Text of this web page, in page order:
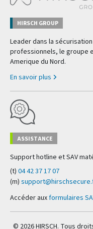
HIRSCH GROUP
Leader dans la
professionnels, le groupe
Amerique du Nord.
En savoir plus
ASSISTANCE
Support hotline et SAV
(t) 04 42 37 17 07
(m)
Accéder auxformulaires
© 2026 HIRSCH. Tous